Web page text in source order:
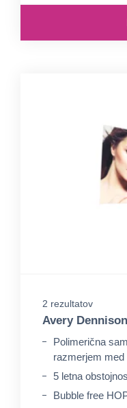
2 rezultatov
Avery
Polimerična
razmerjem
5 letna
Bubble free